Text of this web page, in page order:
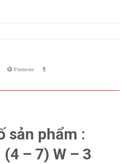
sản phẩm :
– 7) W – 3